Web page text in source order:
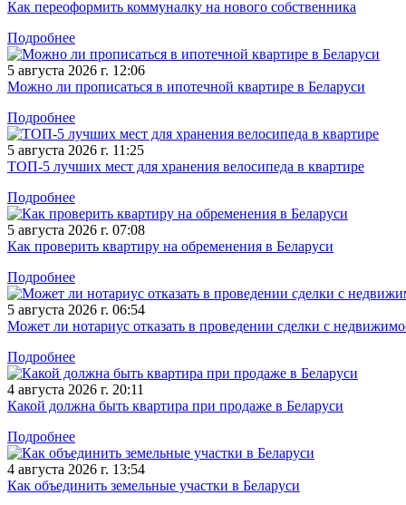
Как переоформить коммуналку на нового собственника
Подробнее
5 августа 2026 г. 12:06
Можно ли прописаться в ипотечной квартире в Беларуси
Подробнее
5 августа 2026 г. 11:25
ТОП-5 лучших мест для хранения велосипеда в квартире
Подробнее
5 августа 2026 г. 07:08
Как проверить квартиру на обременения в Беларуси
Подробнее
5 августа 2026 г. 06:54
Может ли нотариус отказать в проведении сделки с
Подробнее
4 августа 2026 г. 20:11
Какой должна быть квартира при продаже в Беларуси
Подробнее
4 августа 2026 г. 13:54
Как объединить земельные участки в Беларуси